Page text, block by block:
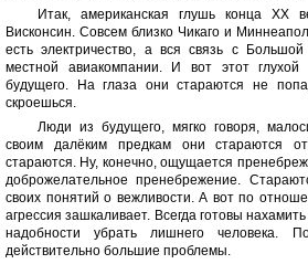
Итак, американская глушь конца XX
Висконсин. Совсем близко Чикаго и
есть электричество, а вся связь с
местной авиакомпании. И вот этот глухой
будущего. На глаза они стараются не
скроешься.
Люди из будущего, мягко говоря,
своим далёким предкам они стараются
стараются. Ну, конечно, ощущается
доброжелательное пренебрежение.
своих понятий о вежливости. А вот по
агрессия зашкаливает. Всегда готовы нахамить
надобности убрать лишнего человека.
действительно большие проблемы.